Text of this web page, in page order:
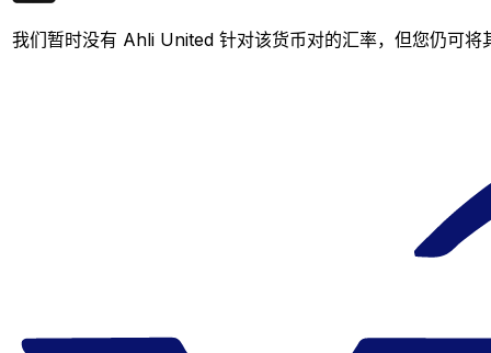
我们暂时没有 Ahli United 针对该货币对的汇率，但您仍可